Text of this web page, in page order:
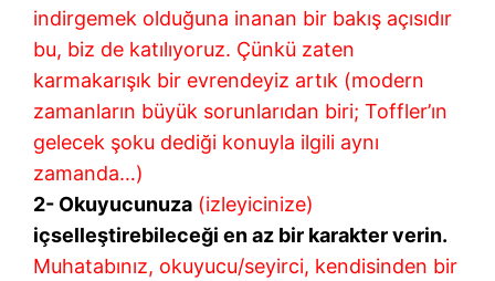
indirgemek olduğuna inanan bir bakış açısıdır
bu, biz de katılıyoruz. Çünkü zaten
karmakarışık bir evrendeyiz artık (modern
zamanların büyük sorunlarıdan biri; Toffler’ın
gelecek şoku dediği konuyla ilgili aynı
zamanda…)
2- Okuyucunuza (izleyicinize)
içselleştirebileceği en az bir karakter verin.
Muhatabınız, okuyucu/seyirci, kendisinden bir